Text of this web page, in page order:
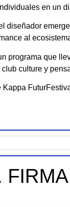
en un
diseñador
al
programa que
culture y